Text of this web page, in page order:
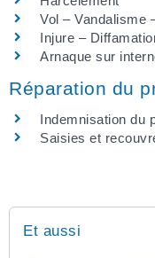
Vol – Vandalisme
Injure –
Arnaque sur
Réparation du
Indemnisation du
Saisies et
Et aussi